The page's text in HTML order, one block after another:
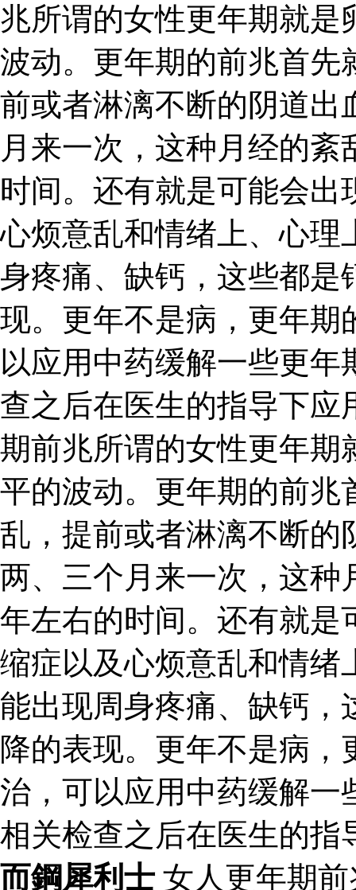
兆所谓的女性更年期就是
波动。更年期的前兆首先
前或者淋漓不断的阴道出
月来一次，这种月经的
时间。还有就是可能会
心烦意乱和情绪上、心理
身疼痛、缺钙，这些都是
现。更年不是病，更年期
以应用中药缓解一些更
查之后在医生的指导下应
期前兆所谓的女性更年期
平的波动。更年期的前兆
乱，提前或者淋漓不断的
两、三个月来一次，这种
年左右的时间。还有就是
缩症以及心烦意乱和情绪
能出现周身疼痛、缺钙，
降的表现。更年不是病
治，可以应用中药缓解一
相关检查之后在医生的
而鋼犀利士 女人更年期